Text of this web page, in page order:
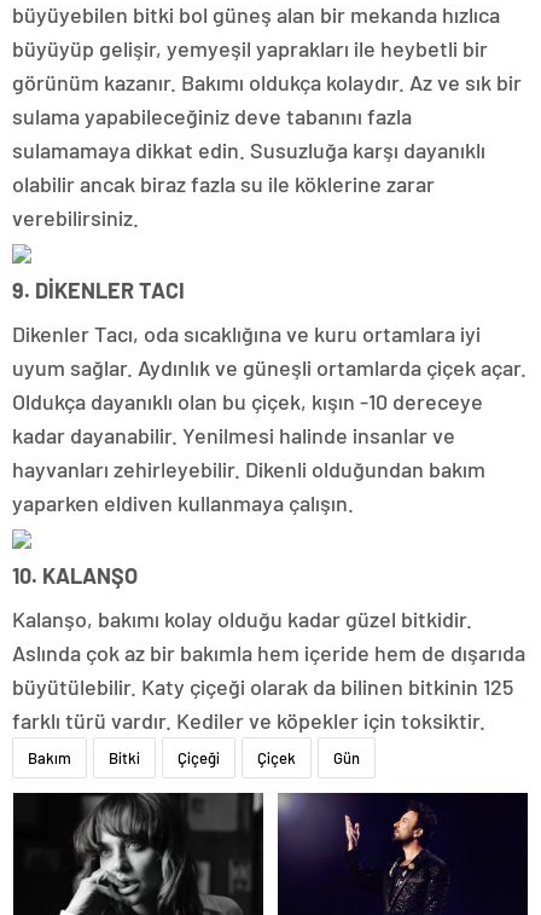
büyüyebilen bitki bol güneş alan bir mekanda hızlıca
büyüyüp gelişir, yemyeşil yaprakları ile heybetli bir
görünüm kazanır. Bakımı oldukça kolaydır. Az ve sık bir
sulama yapabileceğiniz deve tabanını fazla
sulamamaya dikkat edin. Susuzluğa karşı dayanıklı
olabilir ancak biraz fazla su ile köklerine zarar
verebilirsiniz.
9. DİKENLER TACI
Dikenler Tacı, oda sıcaklığına ve kuru ortamlara iyi
uyum sağlar. Aydınlık ve güneşli ortamlarda çiçek açar.
Oldukça dayanıklı olan bu çiçek, kışın -10 dereceye
kadar dayanabilir. Yenilmesi halinde insanlar ve
hayvanları zehirleyebilir. Dikenli olduğundan bakım
yaparken eldiven kullanmaya çalışın.
10. KALANŞO
Kalanşo, bakımı kolay olduğu kadar güzel bitkidir.
Aslında çok az bir bakımla hem içeride hem de dışarıda
büyütülebilir. Katy çiçeği olarak da bilinen bitkinin 125
farklı türü vardır. Kediler ve köpekler için toksiktir.
Bakım Bitki Çiçeği Çiçek Gün